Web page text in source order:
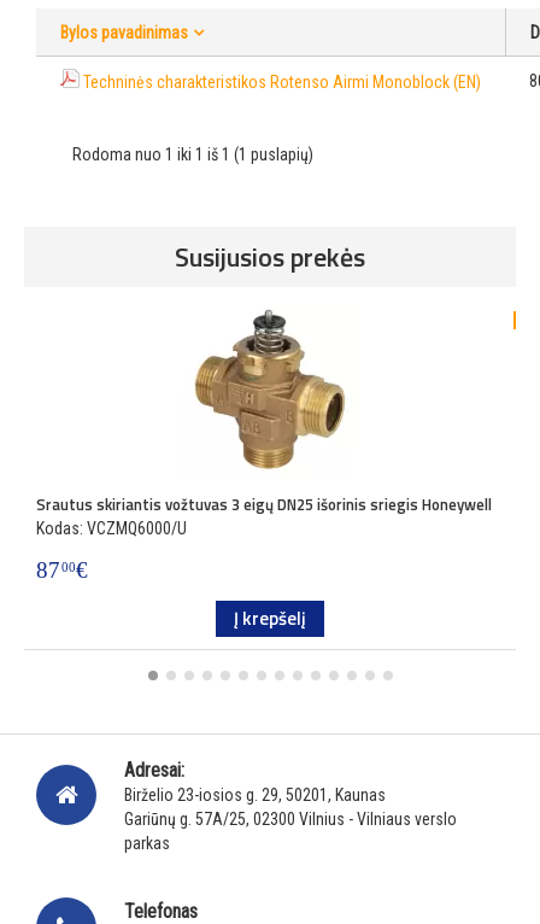
Bylos pavadinimas
Techninės charakteristikos Rotenso Airmi Monoblock (EN)
Rodoma nuo 1 iki 1 iš 1 (1 puslapių)
Susijusios prekės
Srautus skiriantis vožtuvas 3 eigų DN25 išorinis sriegis Honeywell
Kodas: VCZMQ6000/U
8700€
Į krepšelį
Adresai:
Birželio 23-iosios g. 29, 50201, Kaunas
Gariūnų g. 57A/25, 02300 Vilnius - Vilniaus verslo
parkas
Telefonas